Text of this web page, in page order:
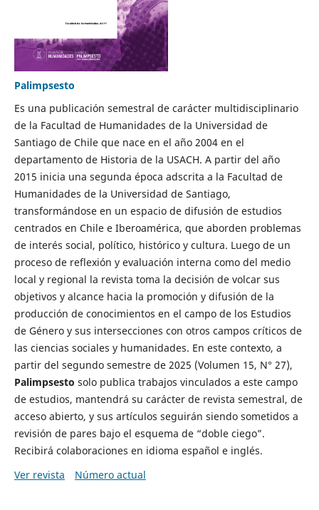
Palimpsesto
Es una publicación semestral de carácter multidisciplinario
de la Facultad de Humanidades de la Universidad de
Santiago de Chile que nace en el año 2004 en el
departamento de Historia de la USACH. A partir del año
2015 inicia una segunda época adscrita a la Facultad de
Humanidades de la Universidad de Santiago,
transformándose en un espacio de difusión de estudios
centrados en Chile e Iberoamérica, que aborden problemas
de interés social, político, histórico y cultura. Luego de un
proceso de reflexión y evaluación interna como del medio
local y regional la revista toma la decisión de volcar sus
objetivos y alcance hacia la promoción y difusión de la
producción de conocimientos en el campo de los Estudios
de Género y sus intersecciones con otros campos críticos de
las ciencias sociales y humanidades. En este contexto, a
partir del segundo semestre de 2025 (Volumen 15, N° 27),
Palimpsesto solo publica trabajos vinculados a este campo
de estudios, mantendrá su carácter de revista semestral, de
acceso abierto, y sus artículos seguirán siendo sometidos a
revisión de pares bajo el esquema de “doble ciego”.
Recibirá colaboraciones en idioma español e inglés.
Ver revista
Número actual